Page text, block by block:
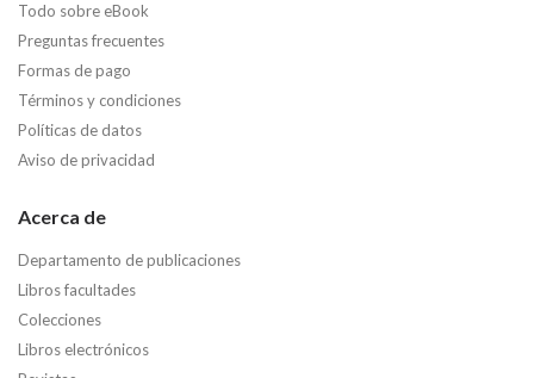
Todo sobre eBook
Preguntas frecuentes
Formas de pago
Términos y condiciones
Políticas de datos
Aviso de privacidad
Acerca de
Departamento de publicaciones
Libros facultades
Colecciones
Libros electrónicos